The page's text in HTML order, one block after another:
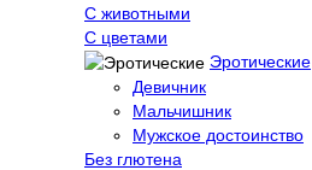
C животными
С цветами
Эротические
Девичник
Мальчишник
Мужское достоинство
Без глютена